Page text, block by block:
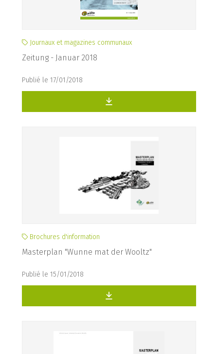
Journaux et magazines communaux
Zeitung - Januar 2018
Publié le 17/01/2018
Brochures d'information
Masterplan "Wunne mat der Wooltz"
Publié le 15/01/2018